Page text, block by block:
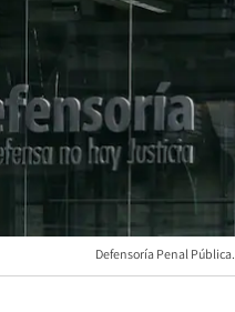
Defensoría Penal Pública.